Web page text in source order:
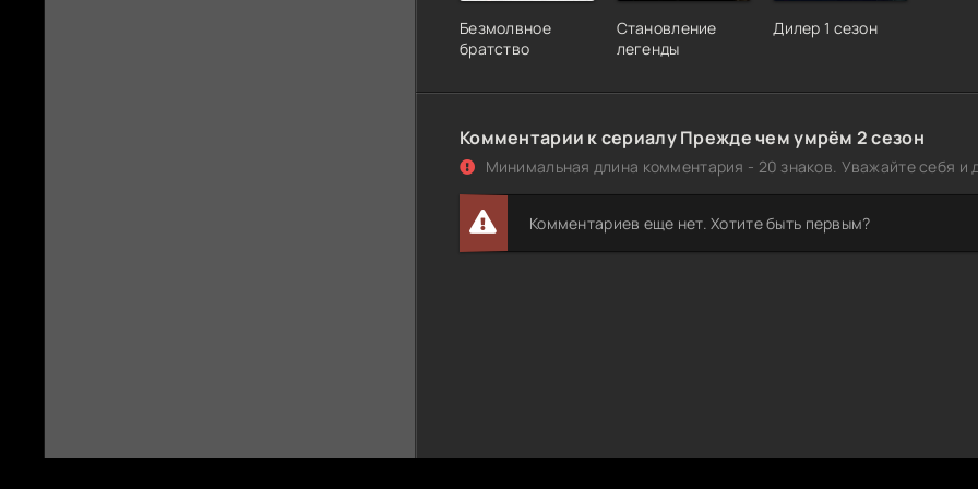
Безмолвное
братство
Становление
легенды
Дилер 1 сезон
Комментарии к сериалу Прежде чем умрём 2 сезон
Минимальная длина комментария - 20 знаков. Уважайте себя и
Комментариев еще нет. Хотите быть первым?